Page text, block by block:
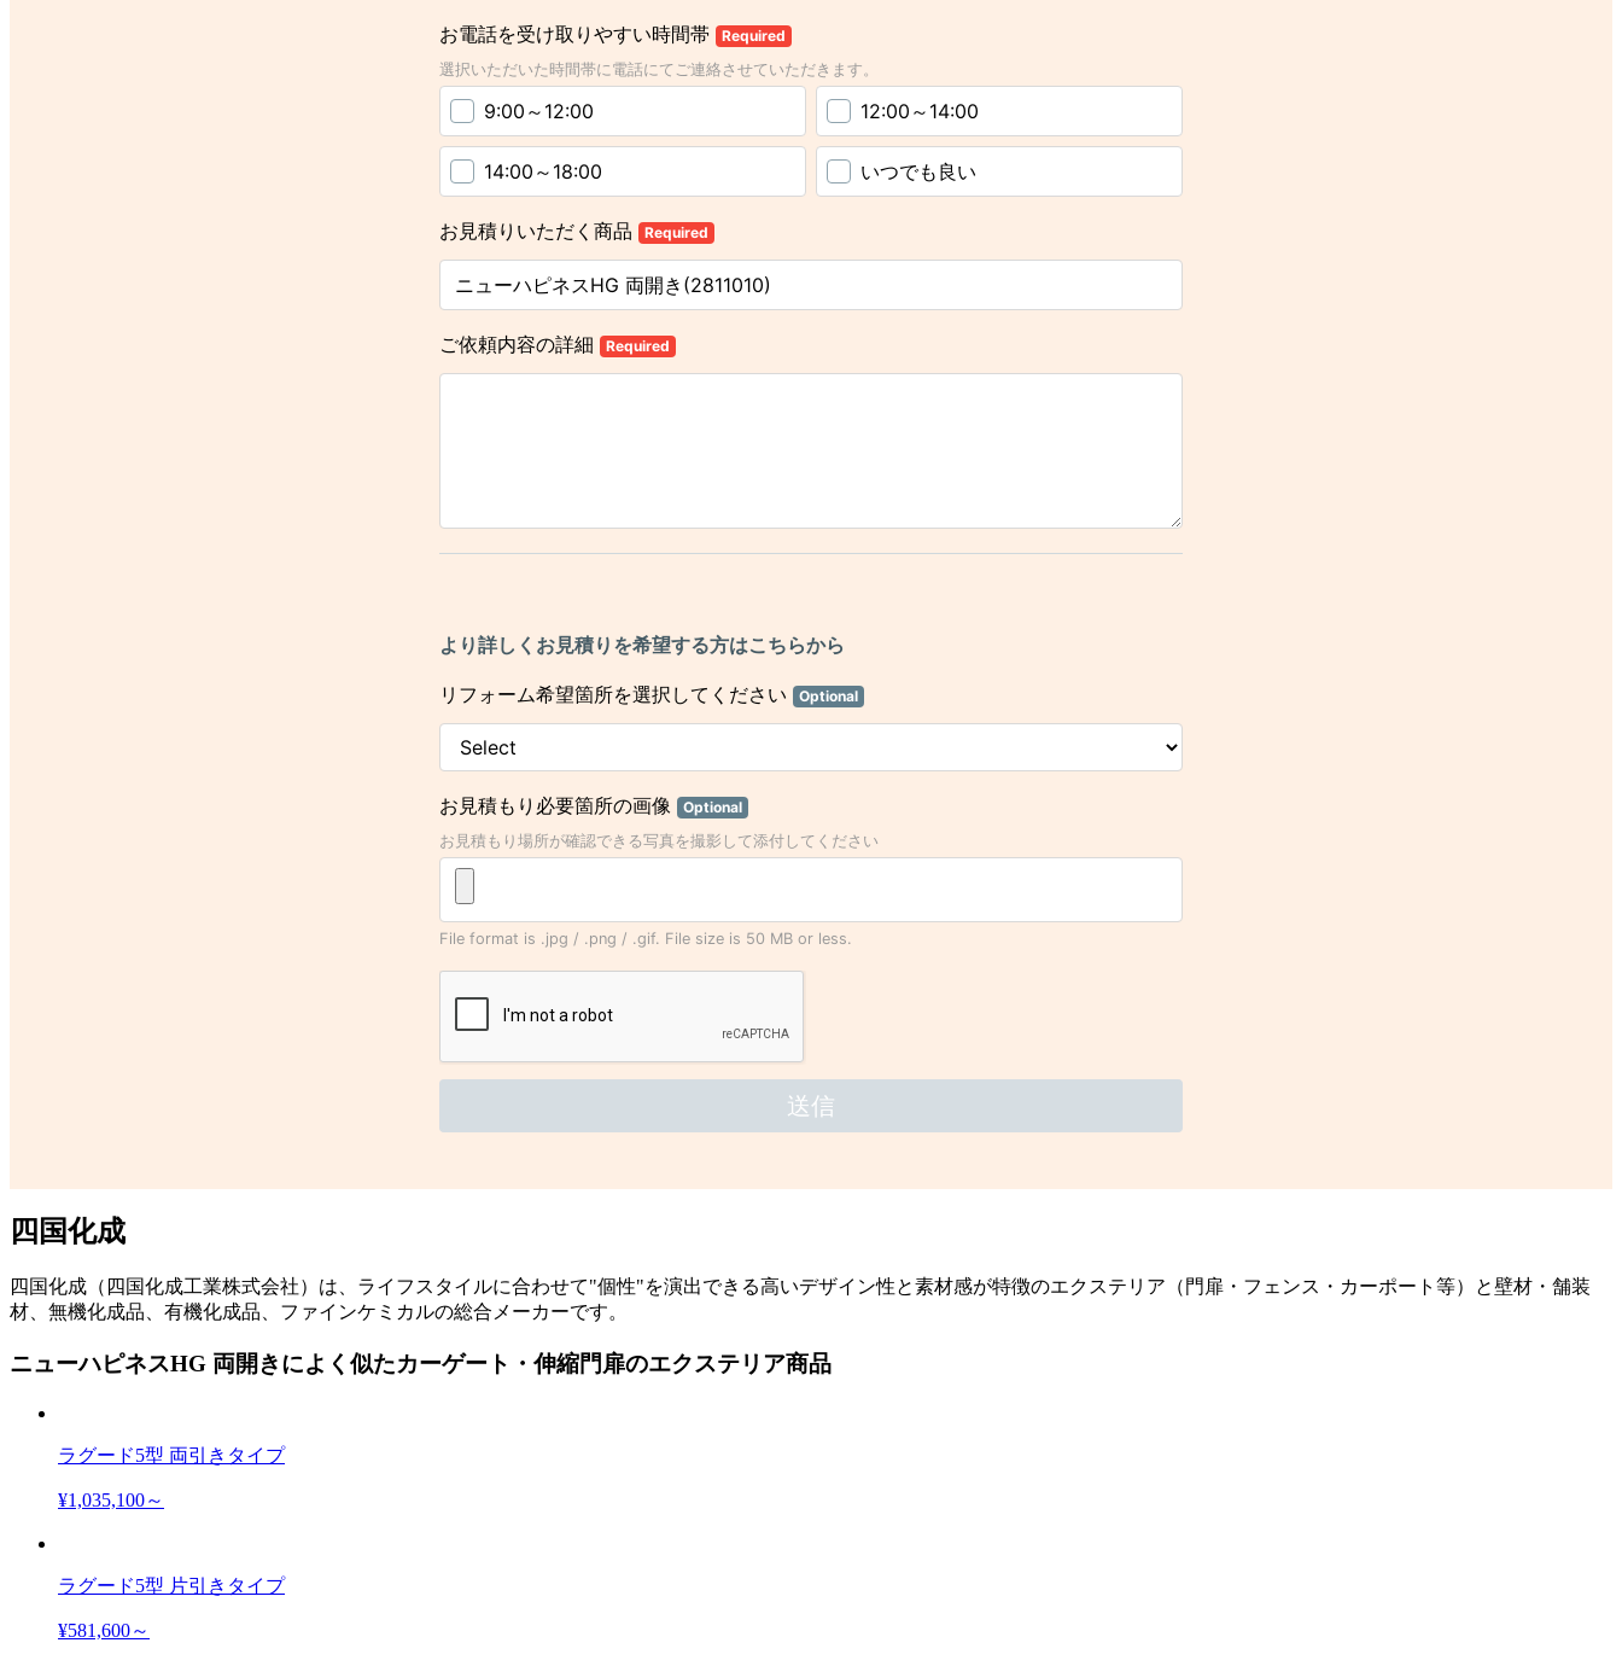
四国化成
四国化成（四国化成工業株式会社）は、ライフスタイルに合わせて"個性"を演出できる高いデザイン性と素材感が特徴のエクステリア（門扉・フェンス・カーポート等）と壁材・舗装
材、無機化成品、有機化成品、ファインケミカルの総合メーカーです。
ニューハピネスHG 両開きによく似たカーゲート・伸縮門扉のエクステリア商品
ラグード5型 両引きタイプ
¥1,035,100～
ラグード5型 片引きタイプ
¥581,600～